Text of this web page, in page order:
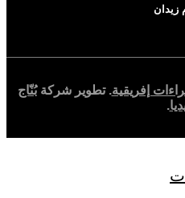
زيدان
إفريقية. تطوير شركةبُنّاج
.